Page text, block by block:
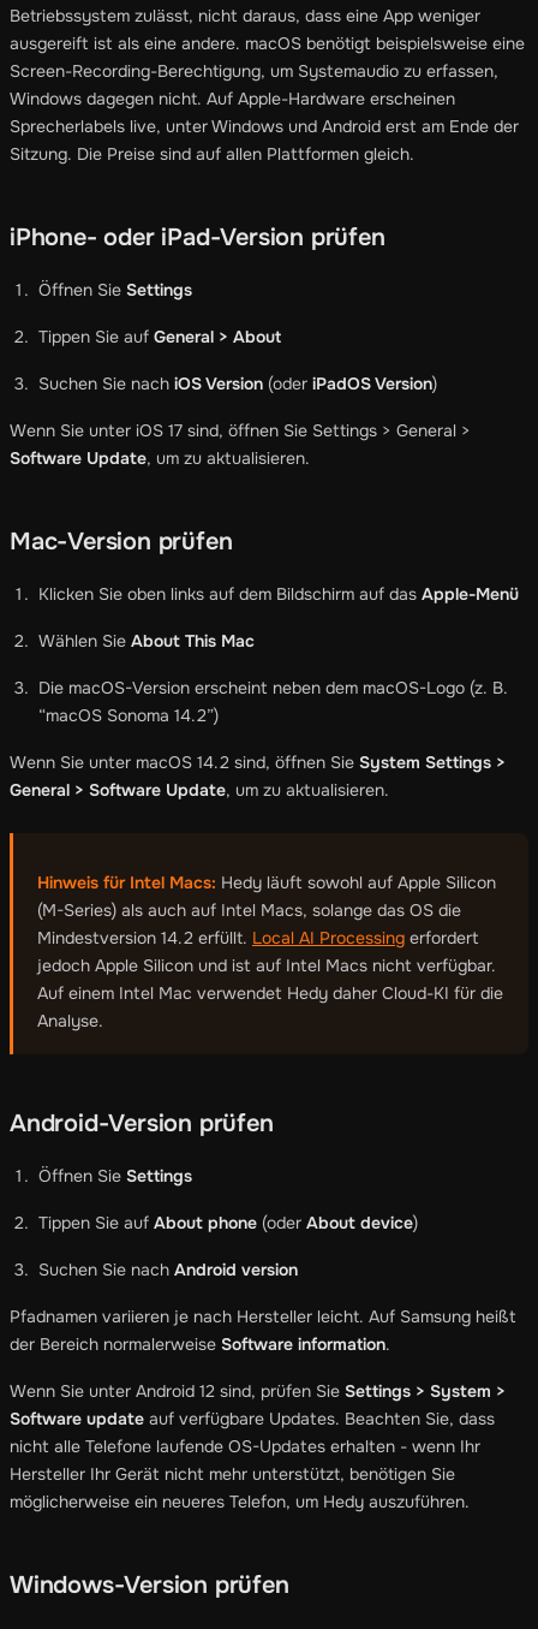
Betriebssystem zulässt, nicht daraus, dass eine App weniger
ausgereift ist als eine andere. macOS benötigt beispielsweise eine
Screen-Recording-Berechtigung, um Systemaudio zu erfassen,
Windows dagegen nicht. Auf Apple-Hardware erscheinen
Sprecherlabels live, unter Windows und Android erst am Ende der
Sitzung. Die Preise sind auf allen Plattformen gleich.
iPhone- oder iPad-Version prüfen
Öffnen Sie Settings
Tippen Sie auf General > About
Suchen Sie nach iOS Version (oder iPadOS Version)
Wenn Sie unter iOS 17 sind, öffnen Sie Settings > General >
Software Update, um zu aktualisieren.
Mac-Version prüfen
Klicken Sie oben links auf dem Bildschirm auf das Apple-Menü
Wählen Sie About This Mac
Die macOS-Version erscheint neben dem macOS-Logo (z. B.
“macOS Sonoma 14.2”)
Wenn Sie unter macOS 14.2 sind, öffnen Sie System Settings >
General > Software Update, um zu aktualisieren.
Hinweis für Intel Macs: Hedy läuft sowohl auf Apple Silicon
(M-Series) als auch auf Intel Macs, solange das OS die
Mindestversion 14.2 erfüllt. Local AI Processing erfordert
jedoch Apple Silicon und ist auf Intel Macs nicht verfügbar.
Auf einem Intel Mac verwendet Hedy daher Cloud-KI für die
Analyse.
Android-Version prüfen
Öffnen Sie Settings
Tippen Sie auf About phone (oder About device)
Suchen Sie nach Android version
Pfadnamen variieren je nach Hersteller leicht. Auf Samsung heißt
der Bereich normalerweise Software information.
Wenn Sie unter Android 12 sind, prüfen Sie Settings > System >
Software update auf verfügbare Updates. Beachten Sie, dass
nicht alle Telefone laufende OS-Updates erhalten - wenn Ihr
Hersteller Ihr Gerät nicht mehr unterstützt, benötigen Sie
möglicherweise ein neueres Telefon, um Hedy auszuführen.
Windows-Version prüfen